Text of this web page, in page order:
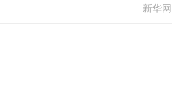
新华网